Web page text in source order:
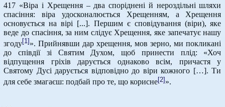
417 «Віра і Хрещення – два споріднені й нероздільні шляхи
спасіння: віра удосконалюється Хрещенням, а Хрещення
основується на вірі [...]. Першим є сповідування (віри), яке
веде до спасіння, за ним слідує Хрещення, яке запечатує нашу
згоду[1] ». Прийнявши дар хрещення, мов зерно, ми покликані
до співдії зі Святим Духом, щоб принести плід: «Хоч
відпущення гріхів дарується однаково всім, причастя у
Святому Дусі дарується відповідно до віри кожного […]. Ти
для себе змагаєш: подбай про те, що корисне[2]».